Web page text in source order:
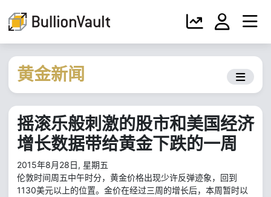
黄金新闻
摇滚乐般刺激的股市和美国经济
增长数据带给黄金下跌的一周
2015年8月28日, 星期五
伦敦时间周五中午时分，黄金价格出现少许反弹迹象，回到
1130美元以上的位置。金价在经过三周的增长后，本周暂时以